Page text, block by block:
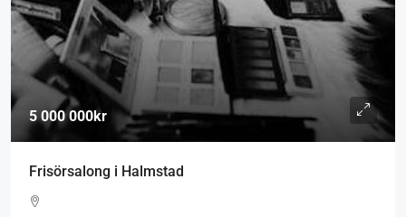
5 000 000kr
Frisörsalong i Halmstad